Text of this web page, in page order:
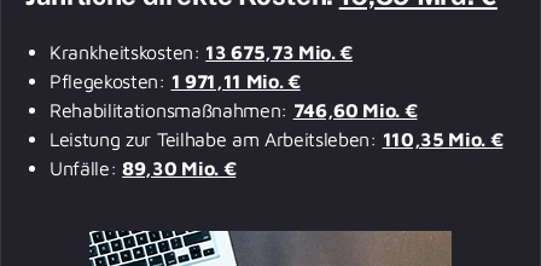
Krankheitskosten: 13 675,73 Mio. €
Pflegekosten: 1 971,11 Mio. €
Rehabilitationsmaßnahmen: 746,60 Mio. €
Leistung zur Teilhabe am Arbeitsleben: 110,35 Mio. €
Unfälle:89,30 Mio. €